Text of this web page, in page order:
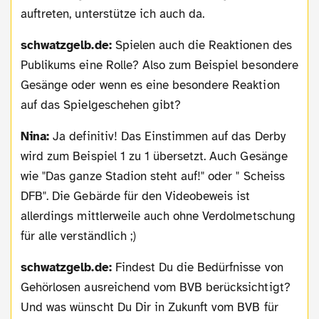
auftreten, unterstütze ich auch da.
schwatzgelb.de: Spielen auch die Reaktionen des
Publikums eine Rolle? Also zum Beispiel besondere
Gesänge oder wenn es eine besondere Reaktion
auf das Spielgeschehen gibt?
Nina: Ja definitiv! Das Einstimmen auf das Derby
wird zum Beispiel 1 zu 1 übersetzt. Auch Gesänge
wie "Das ganze Stadion steht auf!" oder " Scheiss
DFB". Die Gebärde für den Videobeweis ist
allerdings mittlerweile auch ohne Verdolmetschung
für alle verständlich ;)
schwatzgelb.de: Findest Du die Bedürfnisse von
Gehörlosen ausreichend vom BVB berücksichtigt?
Und was wünscht Du Dir in Zukunft vom BVB für